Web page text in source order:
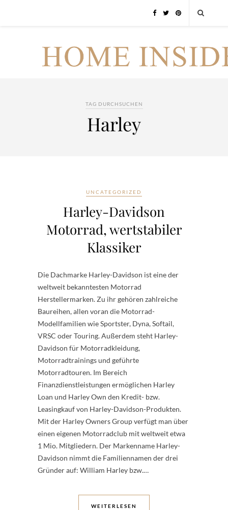
TAG DURCHSUCHEN
Harley
UNCATEGORIZED
Harley-Davidson
Motorrad, wertstabiler
Klassiker
Die Dachmarke Harley-Davidson ist eine der
weltweit bekanntesten Motorrad
Herstellermarken. Zu ihr gehören zahlreiche
Baureihen, allen voran die Motorrad-
Modellfamilien wie Sportster, Dyna, Softail,
VRSC oder Touring. Außerdem steht Harley-
Davidson für Motorradkleidung,
Motorradtrainings und geführte
Motorradtouren. Im Bereich
Finanzdienstleistungen ermöglichen Harley
Loan und Harley Own den Kredit- bzw.
Leasingkauf von Harley-Davidson-Produkten.
Mit der Harley Owners Group verfügt man über
einen eigenen Motorradclub mit weltweit etwa
1 Mio. Mitgliedern. Der Markenname Harley-
Davidson nimmt die Familiennamen der drei
Gründer auf: William Harley bzw.…
WEITERLESEN